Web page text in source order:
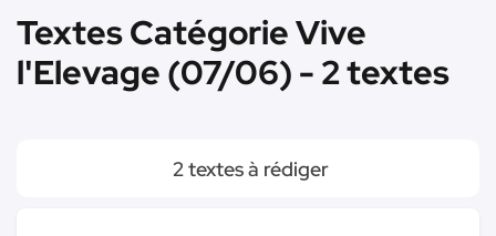
Textes Catégorie Vive
l'Elevage (07/06) - 2 textes
2 textes à rédiger